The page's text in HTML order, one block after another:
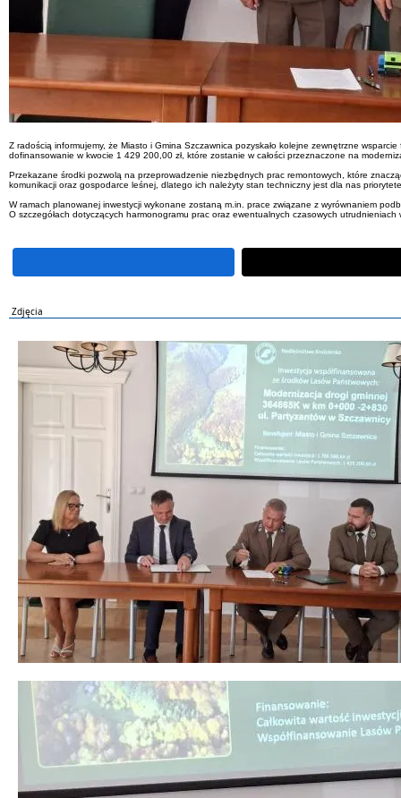
Z radością informujemy, że Miasto i Gmina Szczawnica pozyskało kolejne zewnętrzne
dofinansowanie w kwocie 1 429 200,00 zł, które zostanie w całości przeznaczone na
Przekazane środki pozwolą na przeprowadzenie niezbędnych prac remontowych, które
komunikacji oraz gospodarce leśnej, dlatego ich należyty stan techniczny jest dla nas
W ramach planowanej inwestycji wykonane zostaną m.in. prace związane z wyrównaniem
O szczegółach dotyczących harmonogramu prac oraz ewentualnych czasowych
Zdjęcia